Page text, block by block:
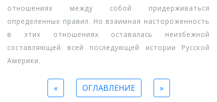
отношениях между собой придерживаться
определенных правил. Но взаимная настороженность
в этих отношениях оставалась неизбежной
составляющей всей последующей истории Русской
Америки.
« ОГЛАВЛЕНИЕ »